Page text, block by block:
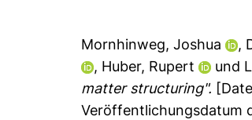
Mornhinweg, Joshua ,
, Huber, Rupert und
matter structuring".
Veröffentlichungsdatum